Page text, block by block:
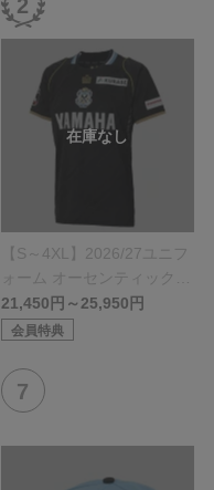
【S～4XL】2026/27ユニフ
ォーム オーセンティックモ
デル:GK
21,450円～25,950円
会員特典